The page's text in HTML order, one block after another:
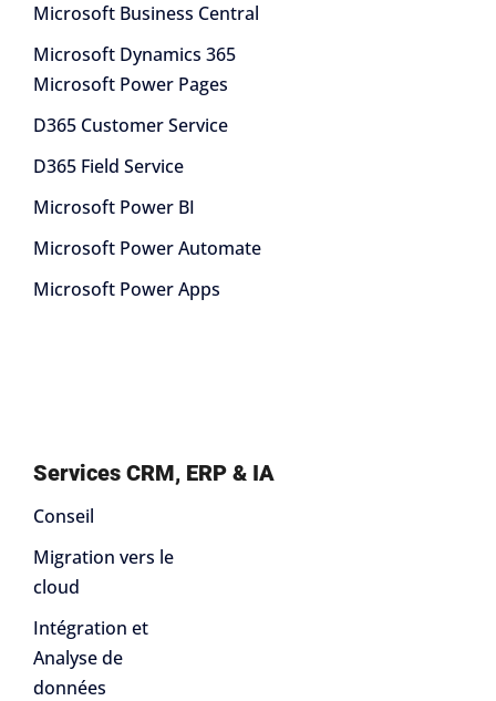
Microsoft Business Central
Microsoft Dynamics 365
Microsoft Power Pages
D365 Customer Service
D365 Field Service
Microsoft Power BI
Microsoft Power Automate
Microsoft Power Apps
Services CRM, ERP & IA
Conseil
Migration vers le
cloud
Intégration et
Analyse de
données